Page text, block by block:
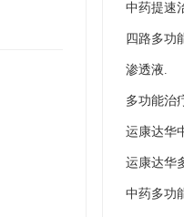
中药提速
四路多功
渗透液.
多功能治
运康达华
疗仪
运康达华
仪中药多功